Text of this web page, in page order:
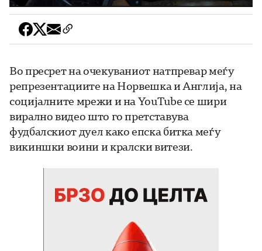
Во пресрет на очекуваниот натпревар меѓу
репрезентациите на Норвешка и Англија, на
социјалните мрежи и на YouTube се шири
вирално видео што го претставува
фудбалскиот дуел како епска битка меѓу
викиншки воини и кралски витези.